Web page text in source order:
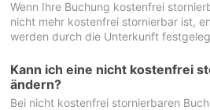
Wenn Ihre Buchung kostenfrei
nicht mehr kostenfrei stornierbar ist,
werden durch die Unterkunft
Kann ich eine nicht kostenfrei
ändern?
Bei nicht kostenfrei stornierbaren